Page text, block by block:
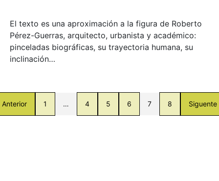
El texto es una aproximación a la figura de Roberto
Pérez-Guerras, arquitecto, urbanista y académico:
pinceladas biográficas, su trayectoria humana, su
inclinación…
Anterior 1 … 4 5 6 7 8 Siguente